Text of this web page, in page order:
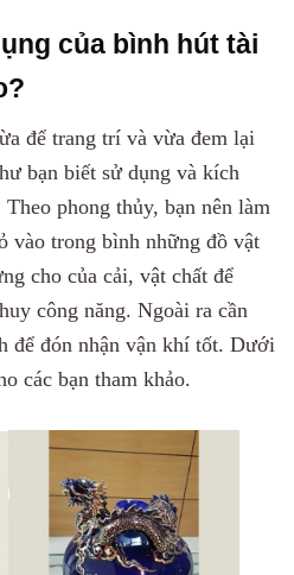
của bình hút tài
để trang trí và vừa đem lại
bạn biết sử dụng và kích
phong thủy, bạn nên làm
vào trong bình những đồ vật
cho của cải, vật chất để
công năng. Ngoài ra cần
để đón nhận vận khí tốt. Dưới
các bạn tham khảo.